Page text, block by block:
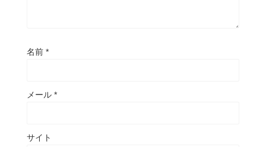
名前 *
メール *
サイト